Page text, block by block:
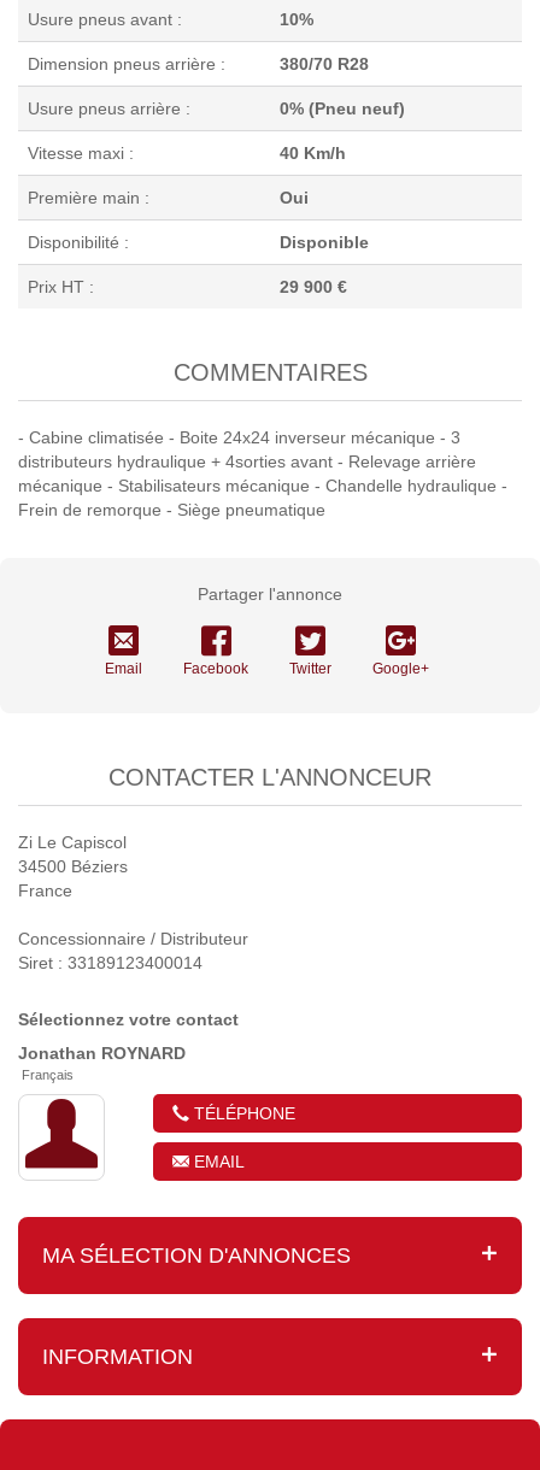
Usure pneus avant : 10%
Dimension pneus arrière : 380/70 R28
Usure pneus arrière : 0% (Pneu neuf)
Vitesse maxi : 40 Km/h
Première main : Oui
Disponibilité : Disponible
Prix HT : 29 900 €
COMMENTAIRES
- Cabine climatisée - Boite 24x24 inverseur mécanique - 3
distributeurs hydraulique + 4sorties avant - Relevage arrière
mécanique - Stabilisateurs mécanique - Chandelle hydraulique -
Frein de remorque - Siège pneumatique
Partager l'annonce
Email Facebook Twitter Google+
CONTACTER L'ANNONCEUR
Zi Le Capiscol
34500 Béziers
France
Concessionnaire / Distributeur
Siret : 33189123400014
Sélectionnez votre contact
Jonathan ROYNARD
Français
TÉLÉPHONE
EMAIL
MA SÉLECTION D'ANNONCES
INFORMATION